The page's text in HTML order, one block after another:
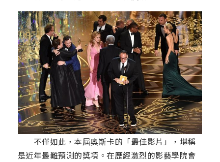
不僅如此，本屆奧斯卡的「最佳影片」，堪稱
是近年最難預測的獎項。在歷經激烈的影藝學院會